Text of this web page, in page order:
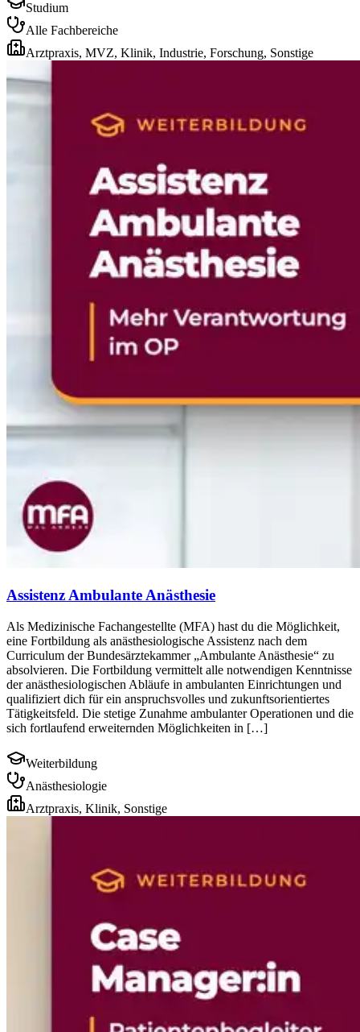
Studium
Alle Fachbereiche
Arztpraxis, MVZ, Klinik, Industrie, Forschung, Sonstige
Assistenz Ambulante Anästhesie
Als Medizinische Fachangestellte (MFA) hast du die Möglichkeit,
eine Fortbildung als anästhesiologische Assistenz nach dem
Curriculum der Bundesärztekammer „Ambulante Anästhesie“ zu
absolvieren. Die Fortbildung vermittelt alle notwendigen Kenntnisse
der anästhesiologischen Abläufe in ambulanten Einrichtungen und
qualifiziert dich für ein anspruchsvolles und zukunftsorientiertes
Tätigkeitsfeld. Die stetige Zunahme ambulanter Operationen und die
sich fortlaufend erweiternden Möglichkeiten in […]
Weiterbildung
Anästhesiologie
Arztpraxis, Klinik, Sonstige